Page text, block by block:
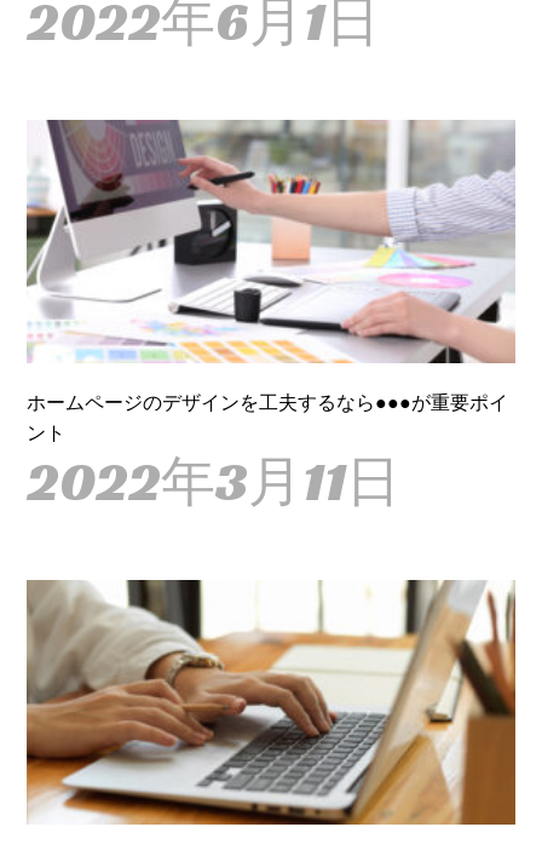
2022年6月1日
ホームページのデザインを工夫するなら●●●が重要ポイ
ント
2022年3月11日